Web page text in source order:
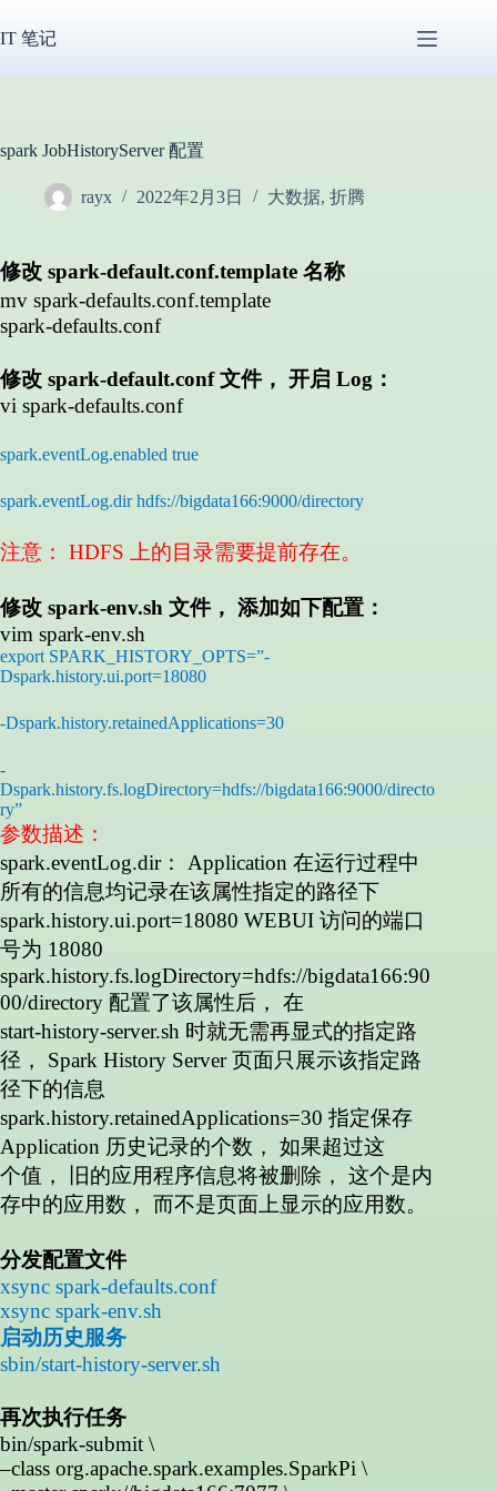
过
容
IT 笔记
spark JobHistoryServer 配置
rayx 2022年2月3日 大数据, 折腾
修改 spark-default.conf.template 名称
mv spark-defaults.conf.template
spark-defaults.conf
修改 spark-default.conf文件， 开启 Log ：
vi spark-defaults.conf
spark.eventLog.enabled true
spark.eventLog.dir hdfs://bigdata166:9000/directory
注意： HDFS 上的目录需要提前存在。
修改 spark-env.sh 文件， 添加如下配置：
vim spark-env.sh
export SPARK_HISTORY_OPTS=”-
Dspark.history.ui.port=18080
-Dspark.history.retainedApplications=30
-
Dspark.history.fs.logDirectory=hdfs://bigdata166:9000/directo
ry”
参数描述：
spark.eventLog.dir： Application 在运行过程中
所有的信息均记录在该属性指定的路径下
spark.history.ui.port=18080 WEBUI 访问的端口
号为 18080
spark.history.fs.logDirectory=hdfs://bigdata166:90
00/directory 配置了该属性后， 在
start-history-server.sh 时就无需再显式的指定路
径， Spark History Server页面只展示该指定路
径下的信息
spark.history.retainedApplications=30 指定保存
Application 历史记录的个数， 如果超过这
个值， 旧的应用程序信息将被删除， 这个是内
存中的应用数， 而不是页面上显示的应用数。
分发配置文件
xsync spark-defaults.conf
xsync spark-env.sh
启动历史服务
sbin/start-history-server.sh
再次执行任务
bin/spark-submit \
–class org.apache.spark.examples.SparkPi \